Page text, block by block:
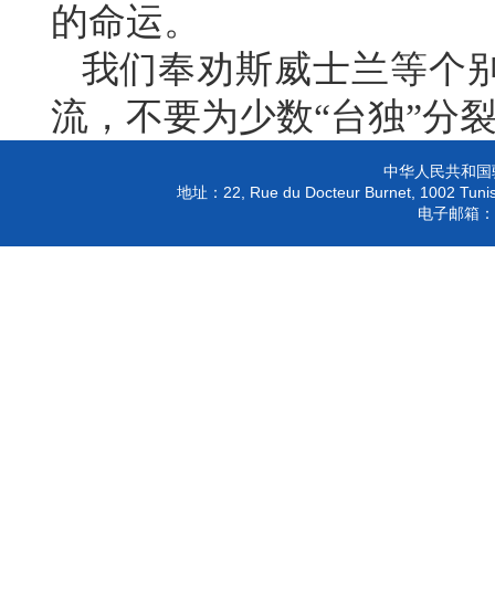
的命运。
我们奉劝斯威士兰等个
流，不要为少数“台独”分
中华人民共和
地址： 22, Rue du Docteur Burnet, 1002
电子邮箱：